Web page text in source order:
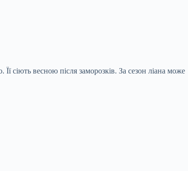
сіють весною після заморозків. За сезон ліана може